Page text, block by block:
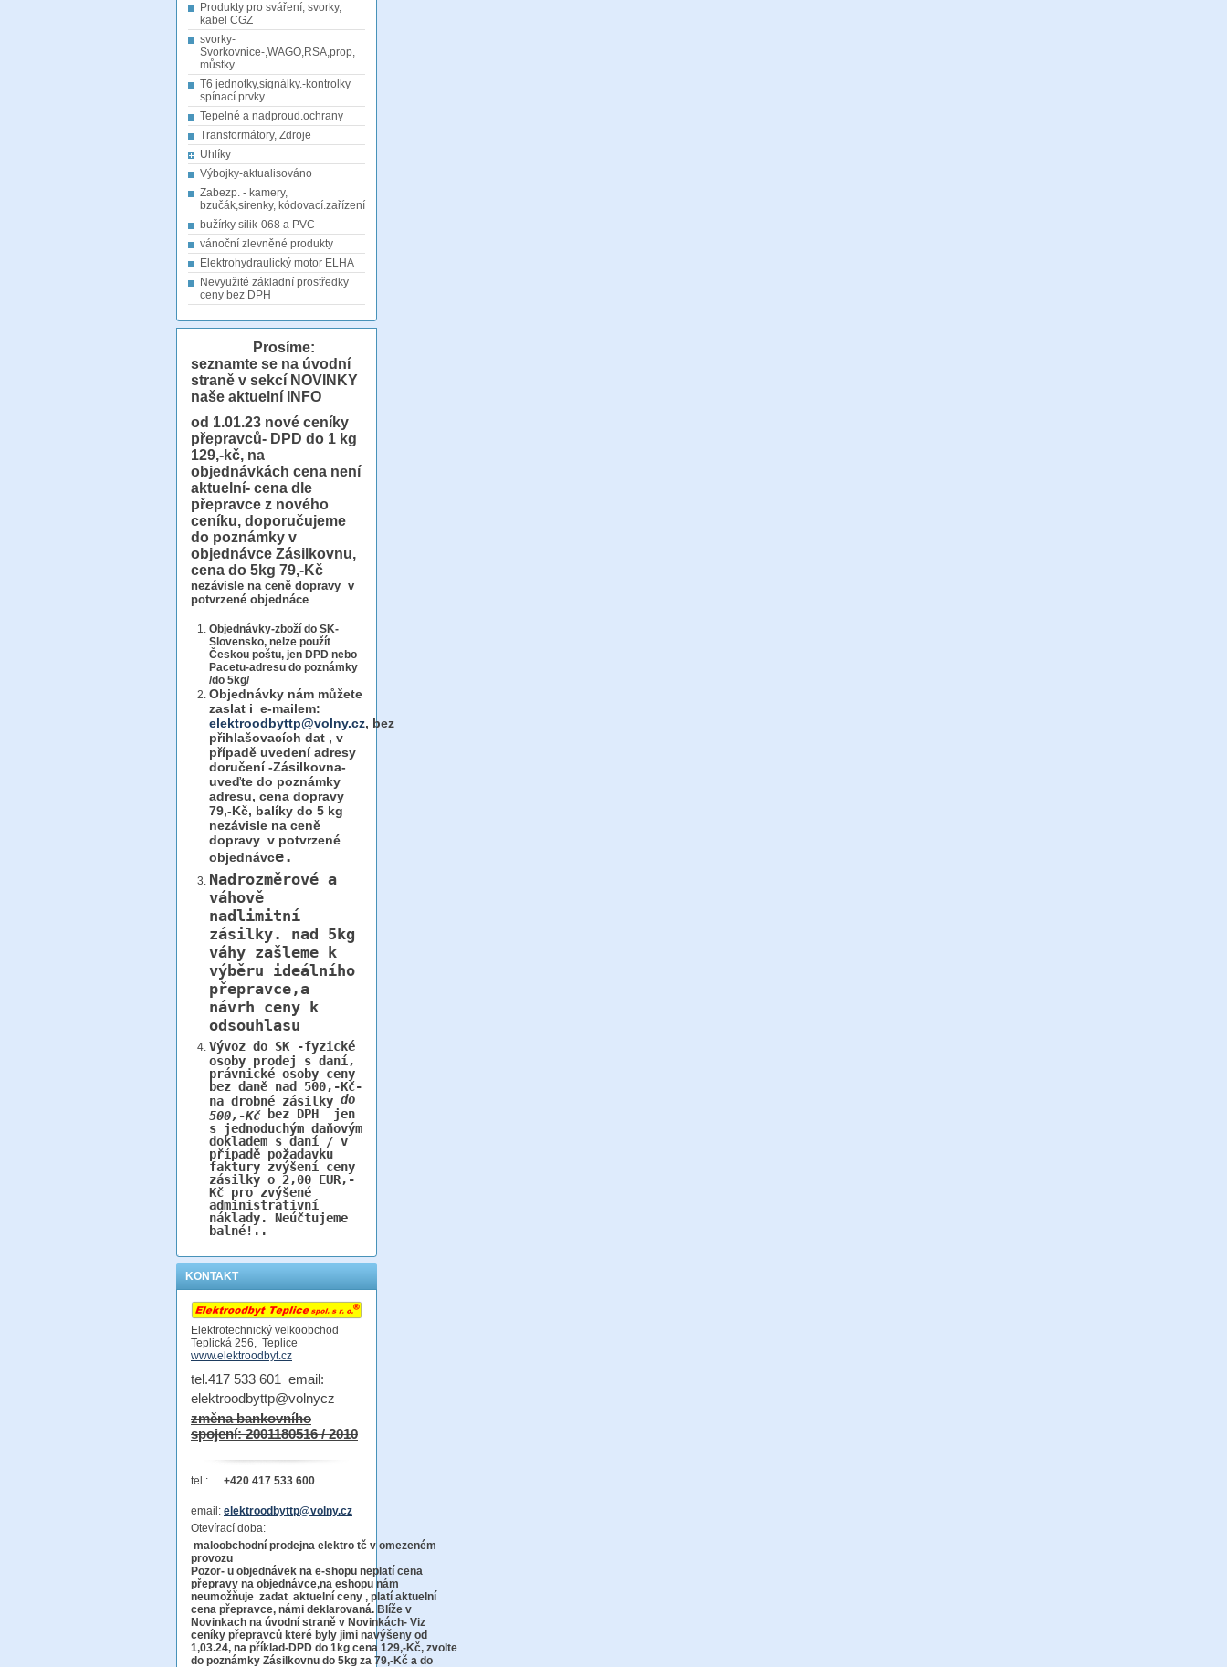
Produkty pro sváření, svorky,
kabel CGZ
svorky-
Svorkovnice-,WAGO,RSA,prop,
můstky
T6 jednotky,signálky.-kontrolky
spínací prvky
Tepelné a nadproud.ochrany
Transformátory, Zdroje
Uhlíky
Výbojky-aktualisováno
Zabezp. - kamery,
bzučák,sirenky, kódovací.zařízení
bužírky silik-068 a PVC
vánoční zlevněné produkty
Elektrohydraulický motor ELHA
Nevyužité základní prostředky
ceny bez DPH
Prosíme:
seznamte se na úvodní
straně v sekcí NOVINKY
naše aktuelní INFO
od 1.01.23 nové ceníky
přepravců- DPD do 1 kg
129,-kč, na
objednávkách cena není
aktuelní- cena dle
přepravce z nového
ceníku, doporučujeme
do poznámky v
objednávce Zásilkovnu,
cena do 5kg 79,-Kč
nezávisle na ceně dopravy v
potvrzené objednáce
Objednávky-zboží do SK-
Slovensko, nelze použít
Českou poštu, jen DPD nebo
Pacetu-adresu do poznámky
/do 5kg/
Objednávky nám můžete
zaslat i e-mailem:
elektroodbyttp@volny.cz, bez
přihlašovacích dat , v
případě uvedení adresy
doručení -Zásilkovna-
uveďte do poznámky
adresu, cena dopravy
79,-Kč, balíky do 5 kg
nezávisle na ceně
dopravy v potvrzené
objednávce.
Nadrozměrové a
váhově
nadlimitní
zásilky. nad 5kg
váhy zašleme k
výběru ideálního
přepravce,a
návrh ceny k
odsouhlasu
Vývoz do SK -fyzické
osoby prodej s daní,
právnické osoby ceny
bez daně nad 500,-Kč-
na drobné zásilky do
500,-Kčbez DPH jen
s jednoduchým daňovým
dokladem s daní / v
případě požadavku
faktury zvýšení ceny
zásilky o 2,00 EUR,-
Kč pro zvýšené
administrativní
náklady. Neúčtujeme
balné!..
KONTAKT
Elektrotechnický velkoobchod
Teplická 256, Teplice
www.elektroodbyt.cz
tel.417 533 601 email:
elektroodbyttp@volnycz
změna bankovního
spojení: 2001180516 / 2010
tel.: +420 417 533 600
email: elektroodbyttp@volny.cz
Otevírací doba:
maloobchodní prodejna elektro tč v omezeném
provozu
Pozor- u objednávek na e-shopu neplatí cena
přepravy na objednávce,na eshopu nám
neumožňuje zadat aktuelní ceny , platí aktuelní
cena přepravce, námi deklarovaná. Blíže v
Novinkach na úvodní straně v Novinkách- Viz
ceníky přepravců které byly jimi navýšeny od
1,03.24, na příklad-DPD do 1kg cena 129,-Kč, zvolte
do poznámky Zásilkovnu do 5kg za 79,-Kč a do